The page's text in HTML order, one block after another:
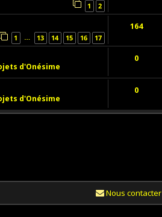
1 2
1 … 13 14 15 16 17
164
d'Onésime
0
d'Onésime
0
Nous contacter